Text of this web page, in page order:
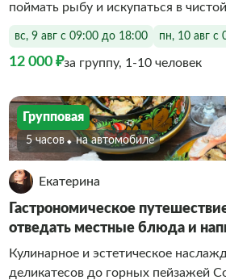
поймать рыбу и искупаться в
вс, 9 авг с 09:00 до 18:00 пн, 10 авг с
12 000 ₽за группу, 1-10 человек
Групповая
5 часов На автомобиле
Екатерина
Гастрономическое
отведать местные блюда и
Кулинарное и эстетическое
деликатесов до горных пейзажей